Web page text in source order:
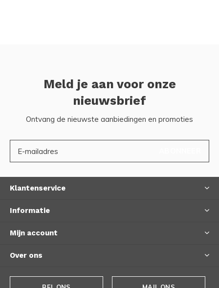
Meld je aan voor onze
nieuwsbrief
Ontvang de nieuwste aanbiedingen en promoties
Klantenservice
Informatie
Mijn account
Over ons